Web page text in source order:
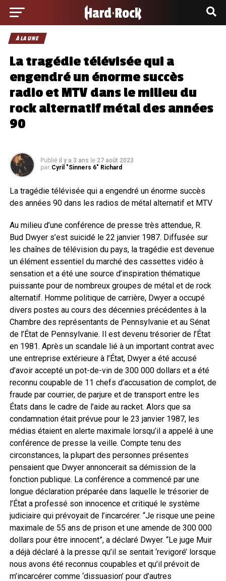
À LA UNE
La tragédie télévisée qui a
engendré un énorme succès
radio et MTV dans le milieu du
rock alternatif métal des années
90
Publié il y a 3 ans le 27 août 2023
par Cyril "Sinners 6" Richard
La tragédie télévisée qui a engendré un énorme succès
des années 90 dans les radios de métal alternatif et MTV
Au milieu d’une conférence de presse très attendue, R.
Bud Dwyer s’est suicidé le 22 janvier 1987. Diffusée sur
les chaînes de télévision du pays, la tragédie est devenue
un élément essentiel du marché des cassettes vidéo à
sensation et a été une source d’inspiration thématique
puissante pour de nombreux groupes de métal et de rock
alternatif. Homme politique de carrière, Dwyer a occupé
divers postes au cours des décennies précédentes à la
Chambre des représentants de Pennsylvanie et au Sénat
de l’État de Pennsylvanie. Il est devenu trésorier de l’État
en 1981. Après un scandale lié à un important contrat avec
une entreprise extérieure à l’État, Dwyer a été accusé
d’avoir accepté un pot-de-vin de 300 000 dollars et a été
reconnu coupable de 11 chefs d’accusation de complot, de
fraude par courrier, de parjure et de transport entre les
États dans le cadre de l’aide au racket. Alors que sa
condamnation était prévue pour le 23 janvier 1987, les
médias étaient en alerte maximale lorsqu’il a appelé à une
conférence de presse la veille. Compte tenu des
circonstances, la plupart des personnes présentes
pensaient que Dwyer annoncerait sa démission de la
fonction publique. La conférence a commencé par une
longue déclaration préparée dans laquelle le trésorier de
l’État a professé son innocence et critiqué le système
judiciaire qui prévoyait de l’incarcérer. “Je risque une peine
maximale de 55 ans de prison et une amende de 300 000
dollars pour être innocent”, a déclaré Dwyer. “Le juge Muir
a déjà déclaré à la presse qu’il se sentait ‘revigoré’ lorsque
nous avons été reconnus coupables et qu’il prévoit de
m’incarcérer comme ‘dissuasion’ pour d’autres